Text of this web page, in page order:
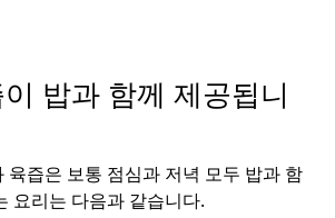
밥과 함께 제공됩니
육즙은 보통 점심과 저녁 모두 밥과 함
요리는 다음과 같습니다.